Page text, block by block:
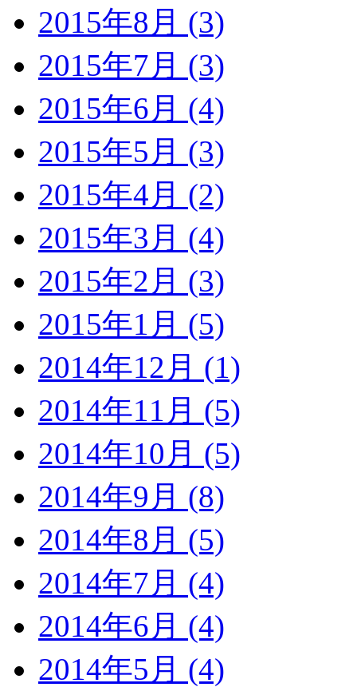
2015年8月 (3)
2015年7月 (3)
2015年6月 (4)
2015年5月 (3)
2015年4月 (2)
2015年3月 (4)
2015年2月 (3)
2015年1月 (5)
2014年12月 (1)
2014年11月 (5)
2014年10月 (5)
2014年9月 (8)
2014年8月 (5)
2014年7月 (4)
2014年6月 (4)
2014年5月 (4)